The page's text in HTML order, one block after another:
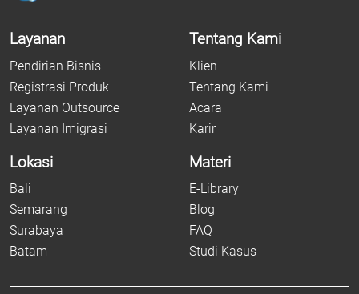
Layanan
Pendirian Bisnis
Registrasi Produk
Layanan Outsource
Layanan Imigrasi
Tentang Kami
Klien
Tentang Kami
Acara
Karir
Lokasi
Bali
Semarang
Surabaya
Batam
Materi
E-Library
Blog
FAQ
Studi Kasus